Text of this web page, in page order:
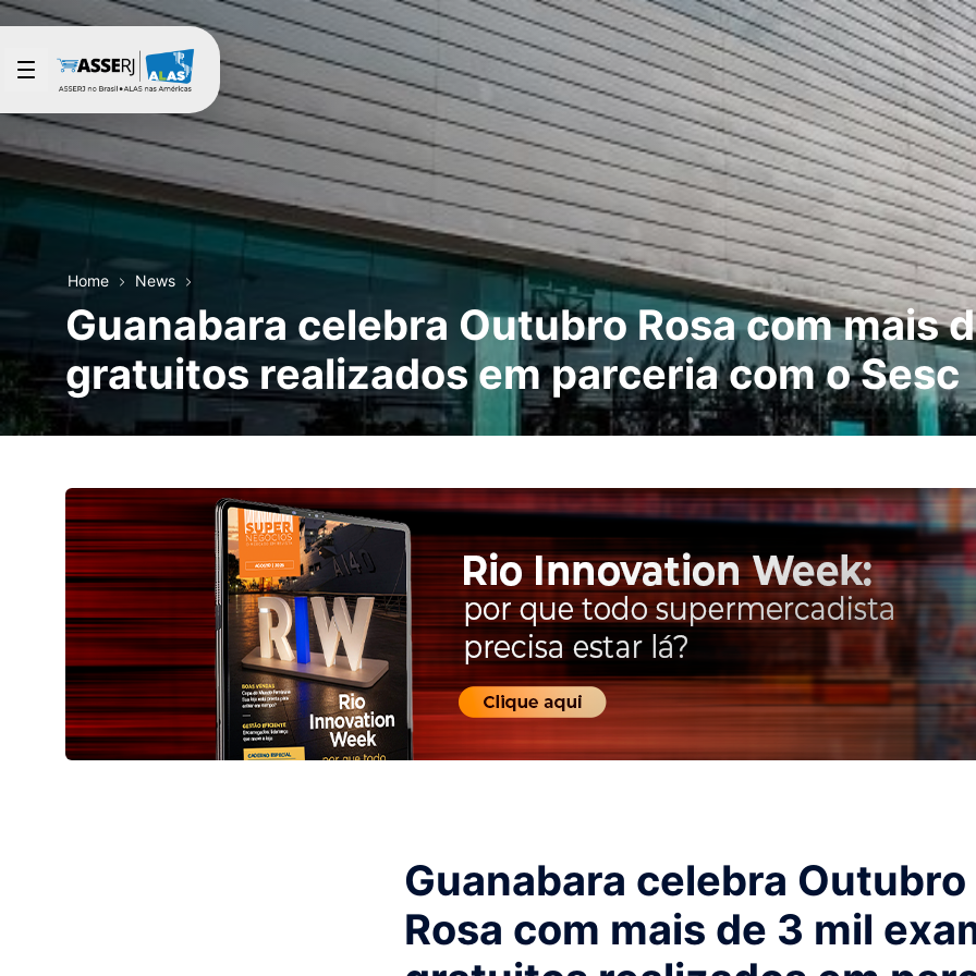
Skip to Main Content
Home News
Guanabara celebra Outubro Rosa com mais
gratuitos realizados em parceria com o Sesc
Guanabara celebra Outubro
Rosa com mais de 3 mil